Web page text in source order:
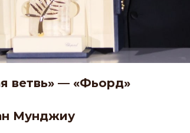
ветвь» — «Фьорд»
Мунджиу